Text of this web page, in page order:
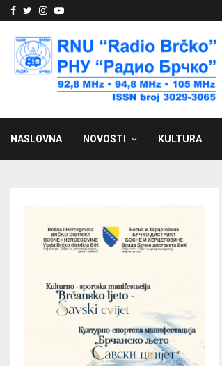
Facebook
Twitter
Instagram
Youtube
NASLOVNA NOVOSTI KULTURA